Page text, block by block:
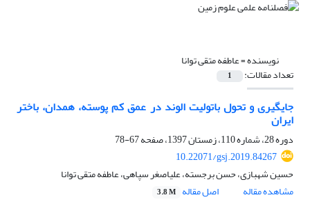
نویسنده =عاطفه متقی توانا
تعداد مقالات: 1
جایگیری و تحول باتولیت الوند در عمق کم پوسته، همدان، باختر
ایران
دوره 28، شماره 110، زمستان 1397، صفحه
67-78
10.22071/gsj.2019.84267
حسین شهبازی، حسن برجسته، علی‎اصغر سپاهی، عاطفه متقی توانا
مشاهده مقاله
اصل مقاله 3.8 M